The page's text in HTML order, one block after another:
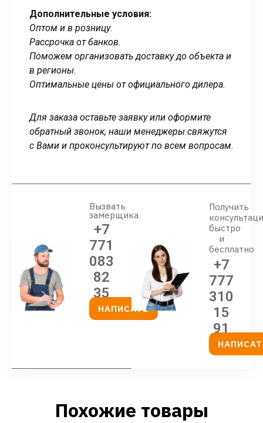
Дополнительные условия:
Оптом и в розницу.
Рассрочка от банков.
Поможем организовать доставку до объекта и
в регионы.
Оптимальные цены от официального дилера.
Для заказа оставьте заявку или оформите
обратный звонок, наши менеджеры свяжутся
с Вами и проконсультируют по всем вопросам.
Вызвать
замерщика
+7
771
083
82
35
НАПИСАТЬ
Получить
быстро
и
бесплатно
+7
777
310
15
91
Похожие товары